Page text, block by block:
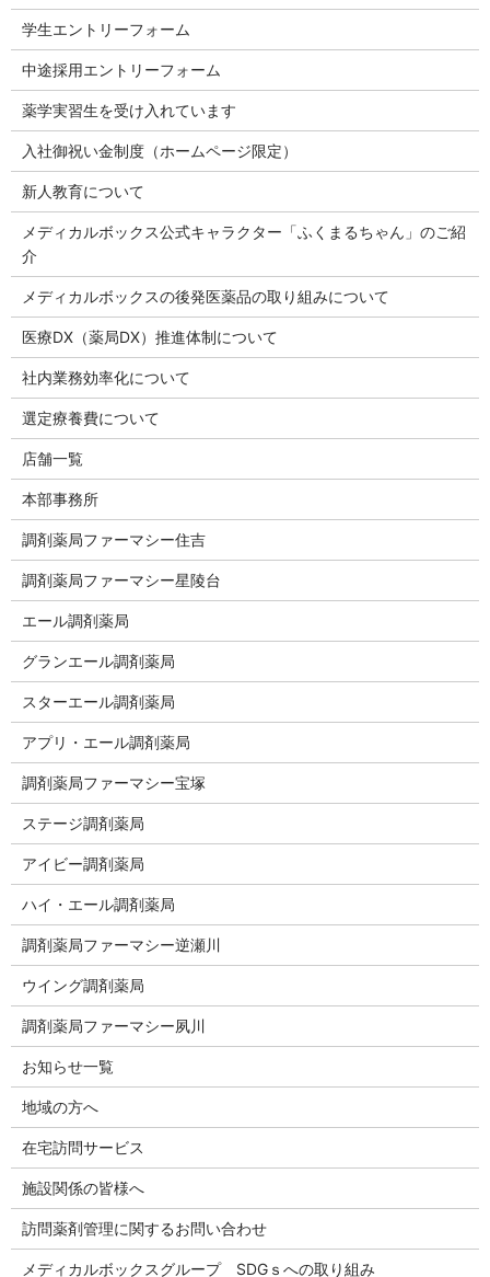
学生エントリーフォーム
中途採用エントリーフォーム
薬学実習生を受け入れています
入社御祝い金制度（ホームページ限定）
新人教育について
メディカルボックス公式キャラクター「ふくまるちゃん」のご紹
介
メディカルボックスの後発医薬品の取り組みについて
医療DX（薬局DX）推進体制について
社内業務効率化について
選定療養費について
店舗一覧
本部事務所
調剤薬局ファーマシー住吉
調剤薬局ファーマシー星陵台
エール調剤薬局
グランエール調剤薬局
スターエール調剤薬局
アプリ・エール調剤薬局
調剤薬局ファーマシー宝塚
ステージ調剤薬局
アイビー調剤薬局
ハイ・エール調剤薬局
調剤薬局ファーマシー逆瀬川
ウイング調剤薬局
調剤薬局ファーマシー夙川
お知らせ一覧
地域の方へ
在宅訪問サービス
施設関係の皆様へ
訪問薬剤管理に関するお問い合わせ
メディカルボックスグループ SDGｓへの取り組み